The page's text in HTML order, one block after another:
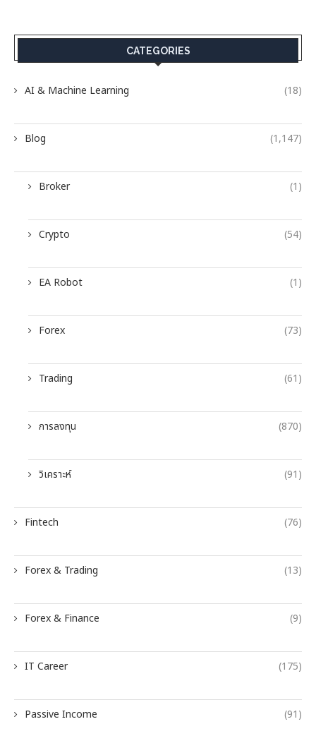
CATEGORIES
AI & Machine Learning (18)
Blog (1,147)
Broker (1)
Crypto (54)
EA Robot (1)
Forex (73)
Trading (61)
การลงทุน (870)
วิเคราะห์ (91)
Fintech (76)
Forex & Trading (13)
Forex & Finance (9)
IT Career (175)
Passive Income (91)